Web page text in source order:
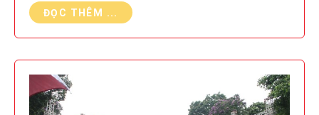
ĐỌC THÊM ...